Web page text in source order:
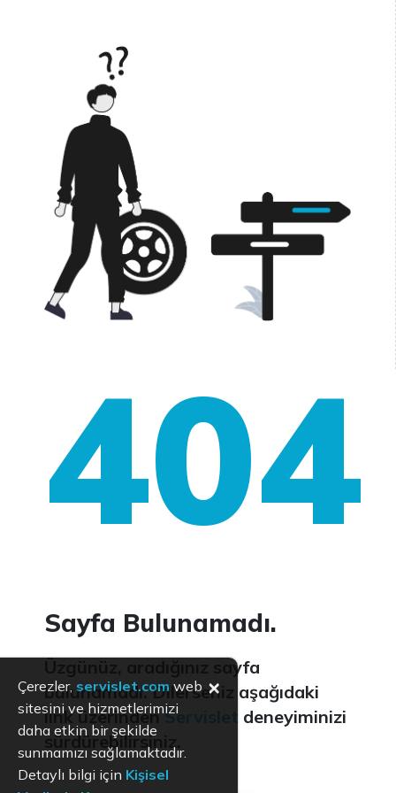
404
Sayfa Bulunamadı.
Üzgünüz, aradığınız sayfa
bulunamadı. Dilerseniz aşağıdaki
link üzerindenServislet deneyiminizi
sürdürebilirsiniz.
Çerezler, servislet.com web
sitesini ve hizmetlerimizi
daha etkin bir şekilde
sunmamızı sağlamaktadır.
Detaylı bilgi için Kişisel
×